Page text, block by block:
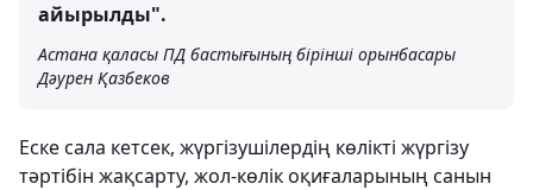
айырылды".
Астана қаласы ПД бастығының бірінші орынбасары
Дәурен Қазбеков
Еске сала кетсек, жүргізушілердің көлікті жүргізу
тәртібін жақсарту, жол-көлік оқиғаларының санын